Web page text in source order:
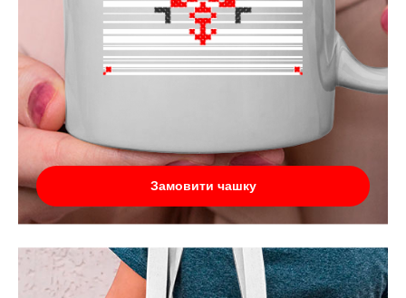
Замовити чашку